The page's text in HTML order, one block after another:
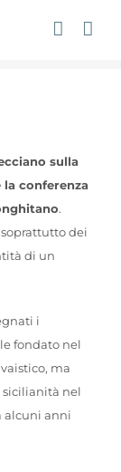
sulla
la conferenza
.
soprattutto dei
di un
i
fondato nel
ma
sicilianità nel
alcuni anni